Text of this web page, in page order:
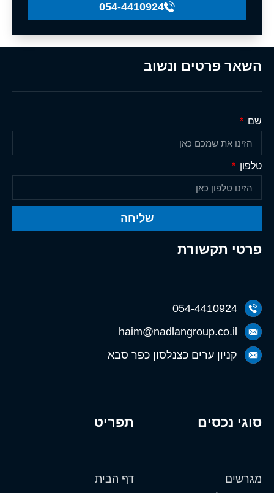
054-4410924
תפריט
דף הבית
סוגי נכסים
מגרשים
פרטי תקשורת
054-4410924
haim@nadlangroup.co.il
קניון ערים כצנלסון כפר סבא
השאר פרטים ונשוב
שם
טלפון
שליחה